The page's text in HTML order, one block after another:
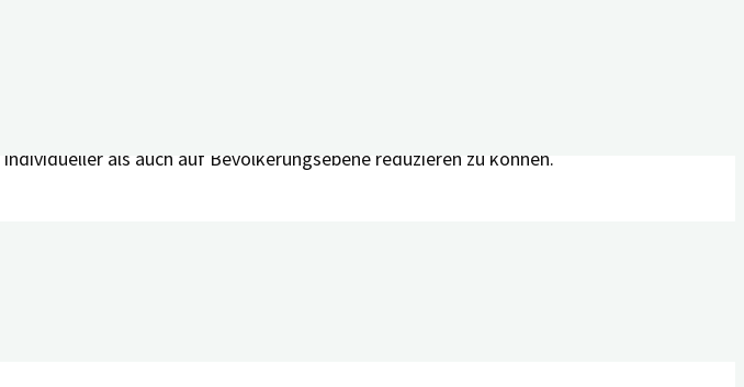
höhere Lärmpegel die Gehirne älterer Menschen beeinträchtigen können”, sagte die
Arbor. “Dies ist eine wichtige Erkenntnis, da Millionen von Amerikanern derzeit von
Thema noch eingehender zu untersuchen und sehen darin eine Chance für die
als auch auf Bevölkerungsebene reduzieren zu können.
in older adults